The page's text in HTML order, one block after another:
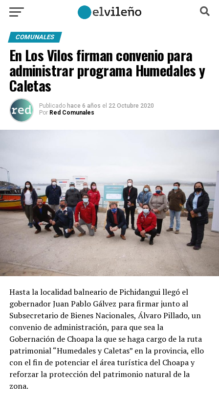
COMUNALES
En Los Vilos firman convenio para
administrar programa Humedales y
Caletas
Publicado hace 6 años el 22 Octubre 2020
Por Red Comunales
Hasta la localidad balneario de Pichidangui llegó el
gobernador Juan Pablo Gálvez para firmar junto al
Subsecretario de Bienes Nacionales, Álvaro Pillado, un
convenio de administración, para que sea la
Gobernación de Choapa la que se haga cargo de la ruta
patrimonial “Humedales y Caletas” en la provincia, ello
con el fin de potenciar el área turística del Choapa y
reforzar la protección del patrimonio natural de la
zona.